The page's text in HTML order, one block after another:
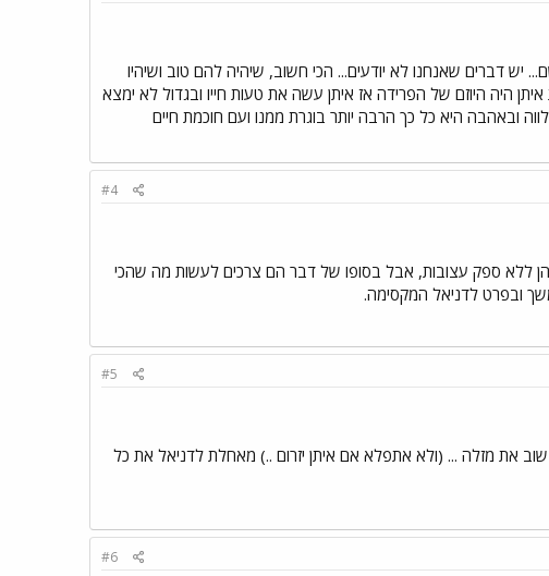
דברים שאנחנו לא יודעים... הכי חשוב, שיהיה להם טוב ושיהיו
היה היוזם של הפרידה אז איתן עשה את טעות חייו ובגדול לא ימצא
ובאהבה היא כל כך הרבה יותר בוגרת ממנו ועם חוכמת חיים
#4
הן ללא ספק עצובות, אבל בסופו של דבר הם צרכים לעשות מה שהכי
ובפרט לדניאל המקסימה.
#5
את מזלה ... (ולא אתפלא אם איתן יזרום ..) מאחלת לדניאל את כל
#6